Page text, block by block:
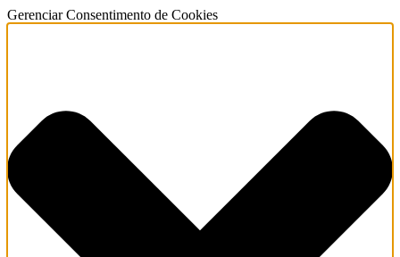
Gerenciar Consentimento de Cookies